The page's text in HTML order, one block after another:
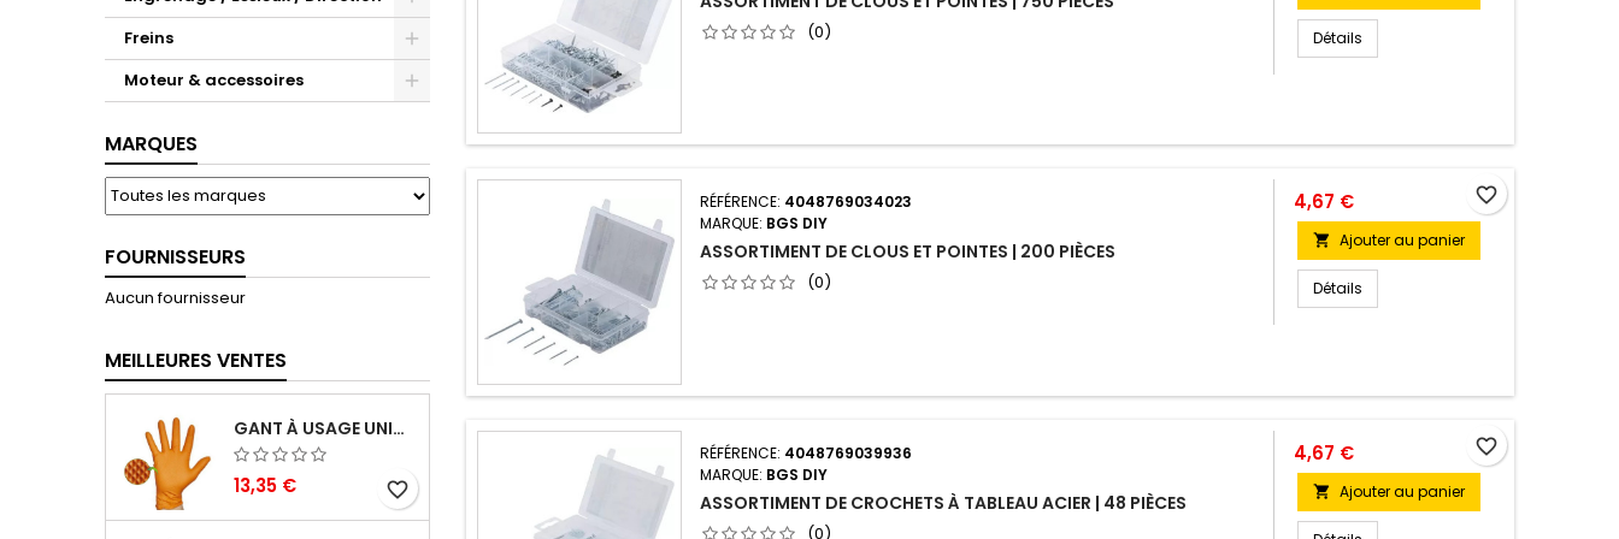
Freins
Moteur & accessoires
MARQUES
FOURNISSEURS
Aucun fournisseur
MEILLEURES VENTES
GANT À USAGE UNIQUE NITRILE GENTLE GRIP ORANGE 8,5 GR
13,35 € favorite_border
(0) Détails
RÉFÉRENCE: 4048769034023
MARQUE: BGS DIY
ASSORTIMENT DE CLOUS ET POINTES | 200 PIÈCES
(0)
4,67 €
 Ajouter au panier
Détails
favorite_border
RÉFÉRENCE: 4048769039936
MARQUE: BGS DIY
ASSORTIMENT DE CROCHETS À TABLEAU ACIER | 48 PIÈCES
(0)
4,67 €
 Ajouter au panier
favorite_border